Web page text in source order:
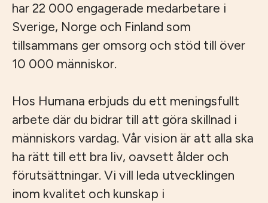
har 22 000 engagerade medarbetare i
Sverige, Norge och Finland som
tillsammans ger omsorg och stöd till över
10 000 människor.
Hos Humana erbjuds du ett meningsfullt
arbete där du bidrar till att göra skillnad i
människors vardag. Vår vision är att alla ska
ha rätt till ett bra liv, oavsett ålder och
förutsättningar. Vi vill leda utvecklingen
inom kvalitet och kunskap i